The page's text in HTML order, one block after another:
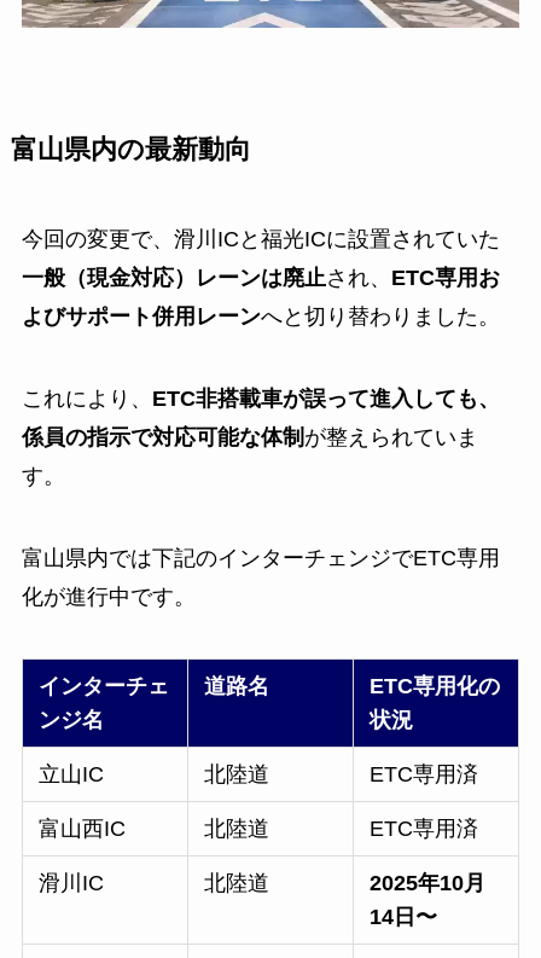
富山県内の最新動向
今回の変更で、滑川ICと福光ICに設置されていた
一般（現金対応）レーンは廃止され、 ETC専用お
よびサポート併用レーンへと切り替わりました。
これにより、 ETC非搭載車が誤って進入しても、
係員の指示で対応可能な体制 が整えられていま
す。
富山県内では下記のインターチェンジでETC専用
化が進行中です。
インターチェ
ンジ名
道路名
ETC専用化の
状況
立山IC 北陸道 ETC専用済
富山西IC 北陸道 ETC専用済
滑川IC 北陸道
2025年10月
14日〜